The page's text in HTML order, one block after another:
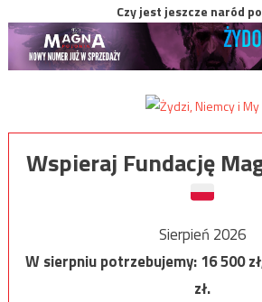
Czy jest jeszcze naród
Wspieraj Fundację
Sierpień 2026
W sierpniu potrzebujemy:16 500
zł.